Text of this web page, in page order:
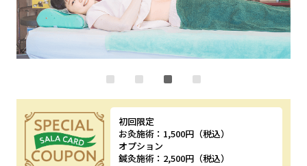
初回限定
お灸施術：1,500円（税込）
オプション
鍼灸施術：2,500円（税込）